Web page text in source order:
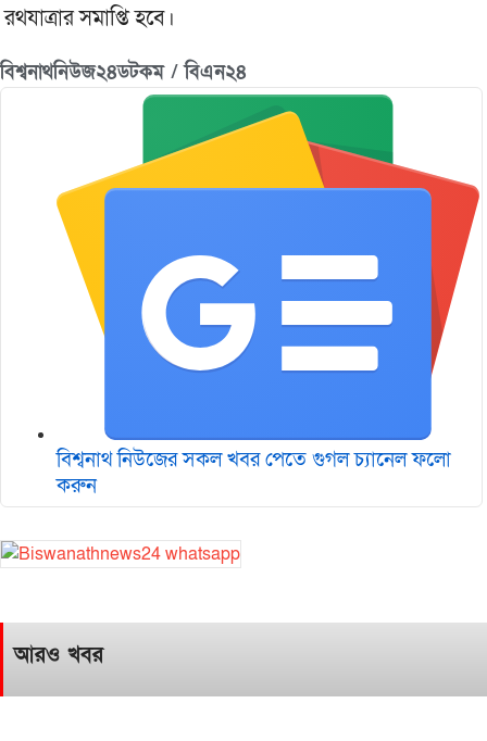
রথযাত্রার সমাপ্তি হবে।
বিশ্বনাথনিউজ২৪ডটকম / বিএন২৪
বিশ্বনাথ নিউজের সকল খবর পেতে গুগল চ‌্যানেল ফলো
করুন
আরও খবর